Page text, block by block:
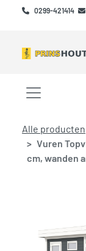
0299-421414
Menu
Alle producten
Vuren
cm, wanden